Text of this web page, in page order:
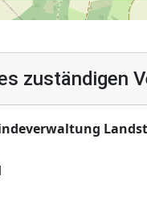
zuständigen